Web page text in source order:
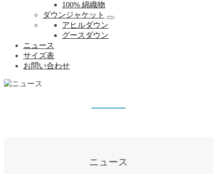
100% 綿織物
ダウンジャケット
アヒルダウン
グースダウン
ニュース
サイズ表
お問い合わせ
ニュース